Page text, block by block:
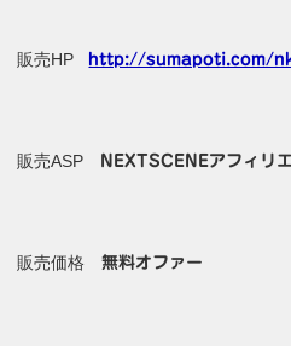
販売HP http://sumapoti.com/
販売ASP NEXTSCENEアフィリ
販売価格無料オファー